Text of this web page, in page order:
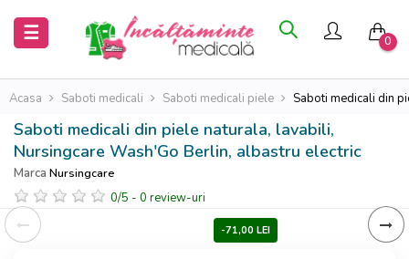
Toggle
navigation
☰ 0
Acasa Saboti medicali Saboti medicali piele Saboti medicali din
Saboti medicali din piele naturala, lavabili,
Nursingcare Wash'Go Berlin, albastru electric
Marca Nursingcare
0/5 - 0 review-uri
-71,00 LEI
Inchide
Acasa
Saboti
medicali
Uniforme
medicale
Inchide
Acasa
Saboti
medicali
Uniforme
medicale